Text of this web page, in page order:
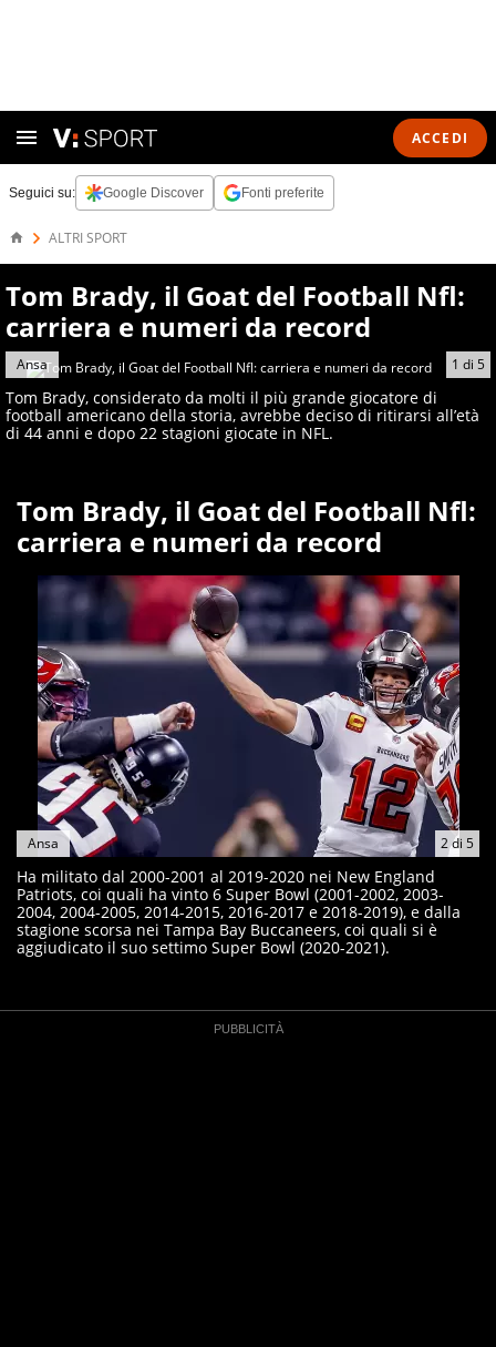
ACCEDI
Seguici su: Google Discover Fonti preferite
ALTRI SPORT
Tom Brady, il Goat del Football Nfl:
carriera e numeri da record
1 di 5
Ansa
Tom Brady, considerato da molti il più grande giocatore di
football americano della storia, avrebbe deciso di ritirarsi all’età
di 44 anni e dopo 22 stagioni giocate in NFL.
Tom Brady, il Goat del Football Nfl:
carriera e numeri da record
2di 5
Ansa
Ha militato dal 2000-2001 al 2019-2020 nei New England
Patriots, coi quali ha vinto 6 Super Bowl (2001-2002, 2003-
2004, 2004-2005, 2014-2015, 2016-2017 e 2018-2019), e dalla
stagione scorsa nei Tampa Bay Buccaneers, coi quali si è
aggiudicato il suo settimo Super Bowl (2020-2021).